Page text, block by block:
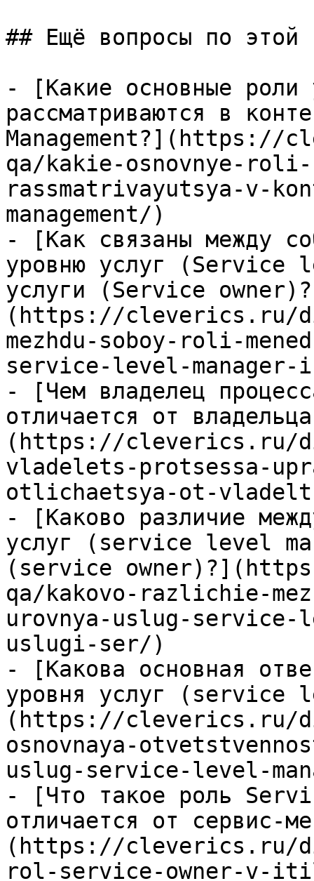
## Ещё вопросы по этой
- [Какие основные роли
рассматриваются в
qa/kakie-osnovnye-
rassmatrivayutsya-v-
management/)
- [Как связаны между
уровню услуг (Service
услуги (Service
(https://cleverics.ru/
mezhdu-soboy-roli-
service-level-
- [Чем владелец
отличается от
(https://cleverics.ru/
vladelets-protsessa-
otlichaetsya-ot-
- [Каково различие
услуг (service level
(service
qa/kakovo-razlichie-
urovnya-uslug-service-
uslugi-ser/)
- [Какова основная
уровня услуг (service
(https://cleverics.ru/
osnovnaya-
uslug-service-level-
- [Что такое роль
отличается от сервис-
(https://cleverics.ru/
rol-service-owner-v-